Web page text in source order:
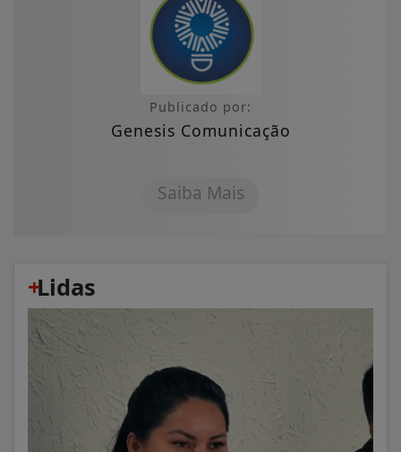
Publicado por:
Genesis Comunicação
Saiba Mais
+
Lidas